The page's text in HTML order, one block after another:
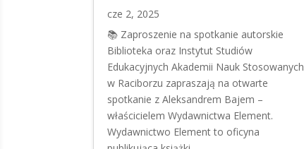
cze 2, 2025
​📚 Zaproszenie na spotkanie autorskie
Biblioteka oraz Instytut Studiów
Edukacyjnych Akademii Nauk Stosowanych
w Raciborzu zapraszają na otwarte
spotkanie z Aleksandrem Bajem –
właścicielem Wydawnictwa Element.
Wydawnictwo Element to oficyna